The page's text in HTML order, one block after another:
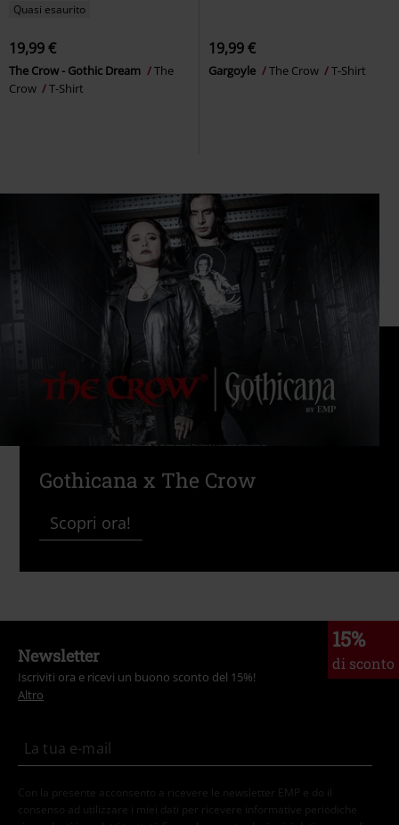
Quasi esaurito
19,99 €
The Crow - Gothic Dream
The
Crow
T-Shirt
19,99 €
Gargoyle The Crow T-Shirt
Gothicana x The Crow
Scopri ora!
15%
di sconto
Newsletter
Iscriviti ora e ricevi un buono sconto del 15%!
Altro
Con la presente acconsento a ricevere le newsletter EMP e do il
consenso ad utilizzare i miei dati per ricevere informative periodiche